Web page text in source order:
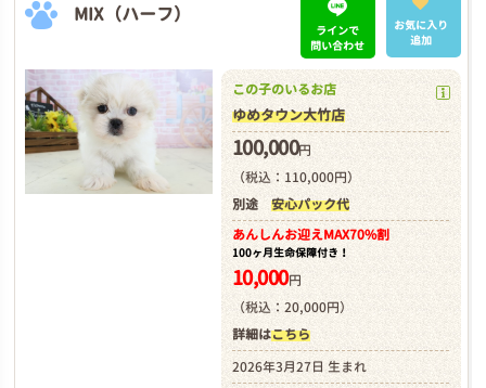
MIX（ハーフ）
ラインで
問い合わせ
お気に入り
追加
この子のいるお店
ゆめタウン大竹店
100,000円
（税込：110,000円）
別途 安心パック代
あんしんお迎えMAX70%割
100ヶ月生命保障付き！
10,000円
（税込：20,000円）
詳細はこちら
2026年3月27日 生まれ